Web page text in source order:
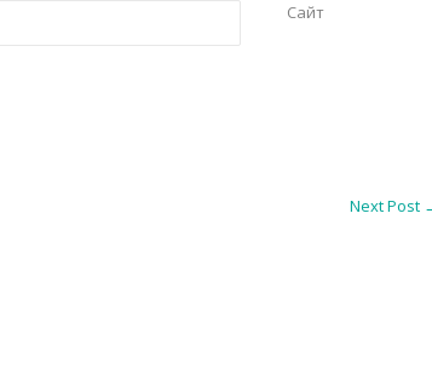
Сайт
Next Post